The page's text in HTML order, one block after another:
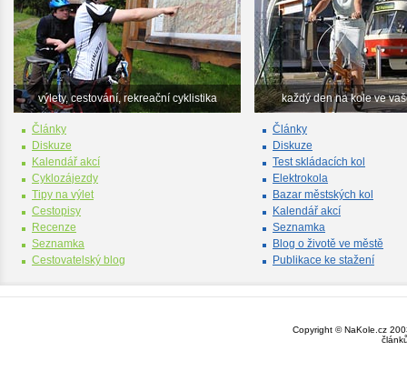
výlety, cestování, rekreační cyklistika
Články
Diskuze
Kalendář akcí
Cyklozájezdy
Tipy na výlet
Cestopisy
Recenze
Seznamka
Cestovatelský blog
každý den na kole ve
Články
Diskuze
Test skládacích kol
Elektrokola
Bazar městských kol
Kalendář akcí
Seznamka
Blog o životě ve městě
Publikace ke stažení
Copyright © NaKole.cz